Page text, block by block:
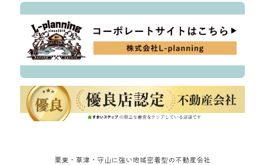
栗東・草津・守山に強い地域密着型の不動産会社